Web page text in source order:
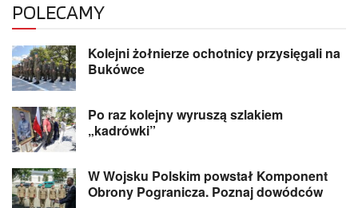
POLECAMY
Kolejni żołnierze ochotnicy przysięgali na
Bukówce
Po raz kolejny wyruszą szlakiem
„kadrówki”
W Wojsku Polskim powstał Komponent
Obrony Pogranicza. Poznaj dowódców